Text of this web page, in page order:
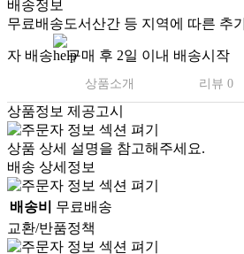
배송정보
무료배송도서산간 등 지역에 따른 추
자 배송 구매 후 2일 이내 배송시작
상품소개 리뷰 0
상품정보 제공고시
상품 상세 설명을 참고해주세요.
배송 상세정보
배송비
무료배송
교환/반품정책